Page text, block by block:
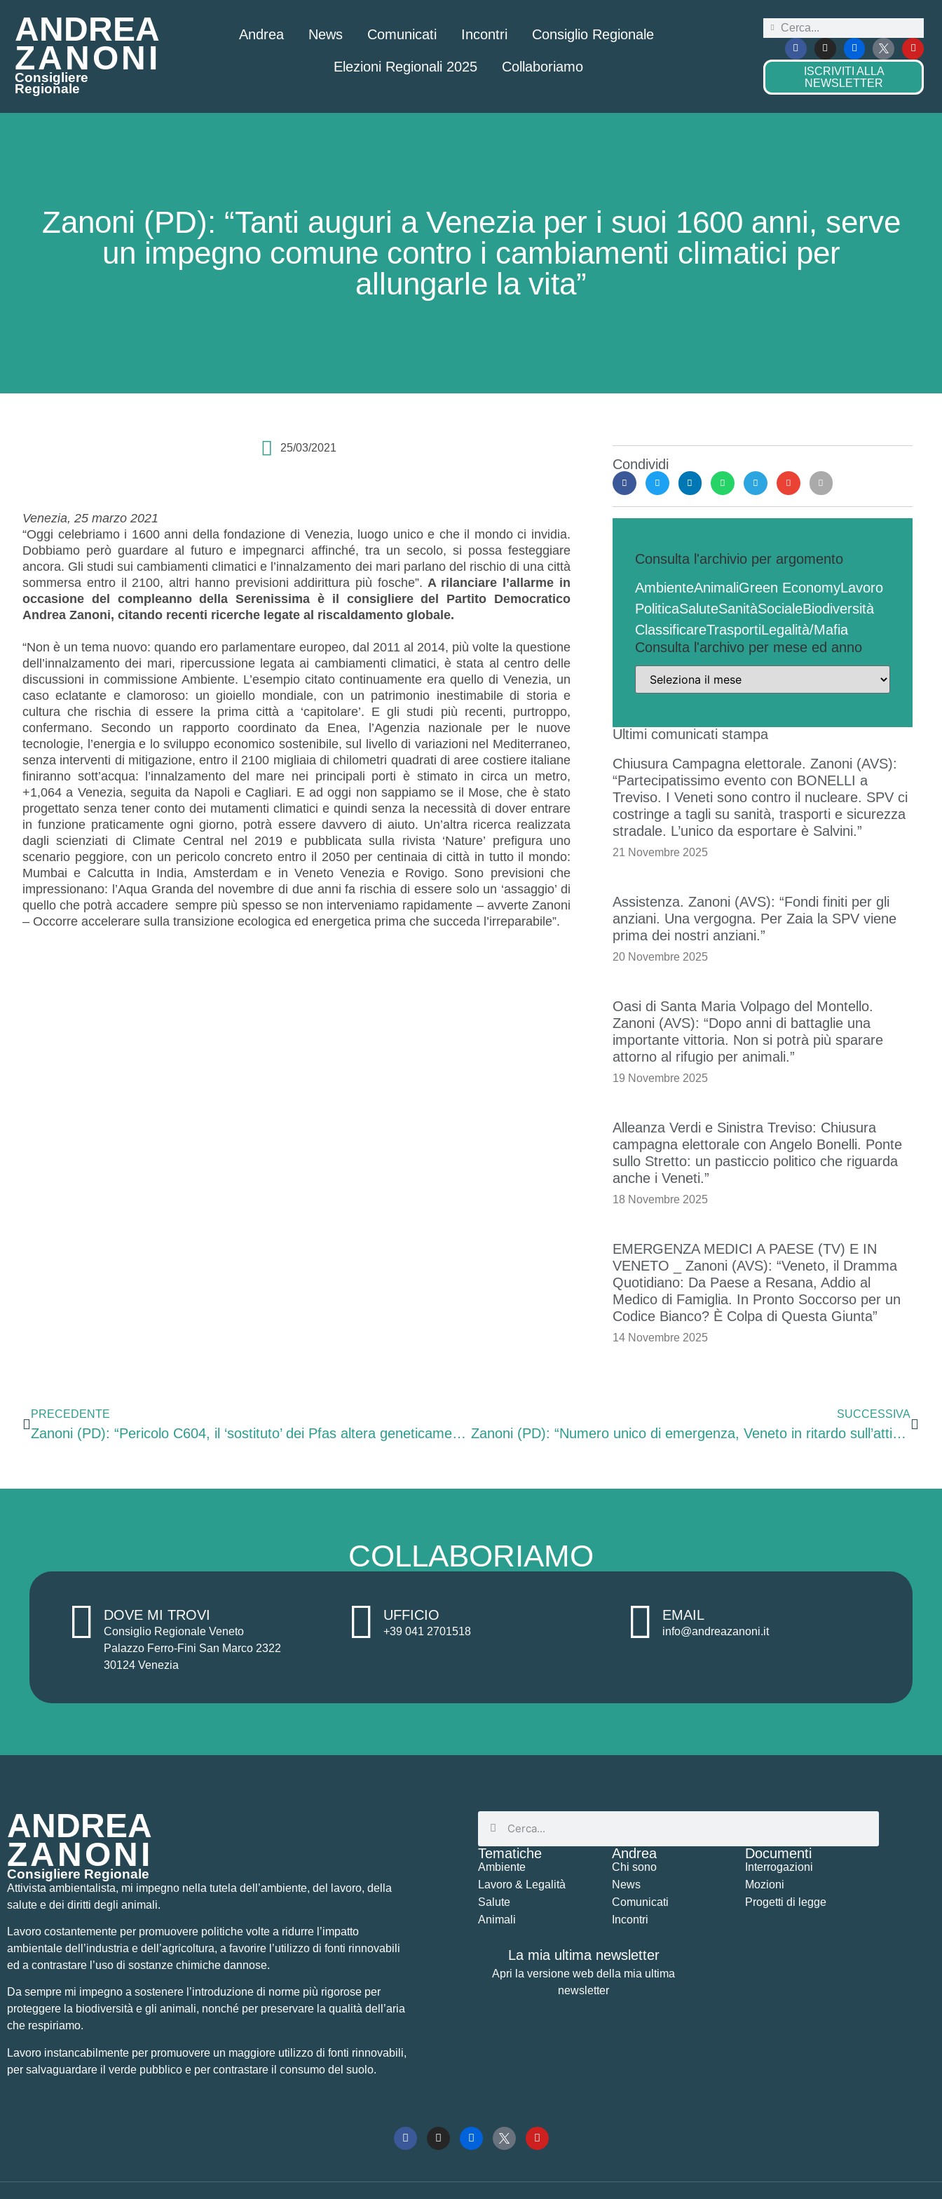
ANDREA
ZANONI
Consigliere
Regionale
Andrea News Comunicati Incontri Consiglio Regionale
Elezioni Regionali 2025 Collaboriamo
ISCRIVITI ALLA
NEWSLETTER
Zanoni (PD): “Tanti auguri a Venezia per i suoi 1600 anni, serve
un impegno comune contro i cambiamenti climatici per
allungarle la vita”
25/03/2021
Venezia, 25 marzo 2021
“Oggi celebriamo i 1600 anni della fondazione di Venezia, luogo unico e che il mondo ci invidia.
Dobbiamo però guardare al futuro e impegnarci affinché, tra un secolo, si possa festeggiare
ancora. Gli studi sui cambiamenti climatici e l’innalzamento dei mari parlano del rischio di una città
sommersa entro il 2100, altri hanno previsioni addirittura più fosche”. A rilanciare l’allarme in
occasione del compleanno della Serenissima è il consigliere del Partito Democratico
Andrea Zanoni, citando recenti ricerche legate al riscaldamento globale.
“Non è un tema nuovo: quando ero parlamentare europeo, dal 2011 al 2014, più volte la questione
dell’innalzamento dei mari, ripercussione legata ai cambiamenti climatici, è stata al centro delle
discussioni in commissione Ambiente. L’esempio citato continuamente era quello di Venezia, un
caso eclatante e clamoroso: un gioiello mondiale, con un patrimonio inestimabile di storia e
cultura che rischia di essere la prima città a ‘capitolare’. E gli studi più recenti, purtroppo,
confermano. Secondo un rapporto coordinato da Enea, l’Agenzia nazionale per le nuove
tecnologie, l’energia e lo sviluppo economico sostenibile, sul livello di variazioni nel Mediterraneo,
senza interventi di mitigazione, entro il 2100 migliaia di chilometri quadrati di aree costiere italiane
finiranno sott’acqua: l’innalzamento del mare nei principali porti è stimato in circa un metro,
+1,064 a Venezia, seguita da Napoli e Cagliari. E ad oggi non sappiamo se il Mose, che è stato
progettato senza tener conto dei mutamenti climatici e quindi senza la necessità di dover entrare
in funzione praticamente ogni giorno, potrà essere davvero di aiuto. Un’altra ricerca realizzata
dagli scienziati di Climate Central nel 2019 e pubblicata sulla rivista ‘Nature’ prefigura uno
scenario peggiore, con un pericolo concreto entro il 2050 per centinaia di città in tutto il mondo:
Mumbai e Calcutta in India, Amsterdam e in Veneto Venezia e Rovigo. Sono previsioni che
impressionano: l’Aqua Granda del novembre di due anni fa rischia di essere solo un ‘assaggio’ di
quello che potrà accadere sempre più spesso se non interveniamo rapidamente – avverte Zanoni
– Occorre accelerare sulla transizione ecologica ed energetica prima che succeda l’irreparabile”.
Condividi
Consulta l'archivio per argomento
AmbienteAnimaliGreen EconomyLavoro
PoliticaSaluteSanitàSocialeBiodiversità
ClassificareTrasportiLegalità/Mafia
Consulta l'archivo per mese ed anno
Ultimi comunicati stampa
Chiusura Campagna elettorale. Zanoni (AVS):
“Partecipatissimo evento con BONELLI a
Treviso. I Veneti sono contro il nucleare. SPV ci
costringe a tagli su sanità, trasporti e sicurezza
stradale. L’unico da esportare è Salvini.”
21 Novembre 2025
Assistenza. Zanoni (AVS): “Fondi finiti per gli
anziani. Una vergogna. Per Zaia la SPV viene
prima dei nostri anziani.”
20 Novembre 2025
Oasi di Santa Maria Volpago del Montello.
Zanoni (AVS): “Dopo anni di battaglie una
importante vittoria. Non si potrà più sparare
attorno al rifugio per animali.”
19 Novembre 2025
Alleanza Verdi e Sinistra Treviso: Chiusura
campagna elettorale con Angelo Bonelli. Ponte
sullo Stretto: un pasticcio politico che riguarda
anche i Veneti.”
18 Novembre 2025
EMERGENZA MEDICI A PAESE (TV) E IN
VENETO _ Zanoni (AVS): “Veneto, il Dramma
Quotidiano: Da Paese a Resana, Addio al
Medico di Famiglia. In Pronto Soccorso per un
Codice Bianco? È Colpa di Questa Giunta”
14 Novembre 2025
PRECEDENTE
Zanoni (PD): “Pericolo C604, il ‘sostituto’ dei Pfas altera geneticamente le vongole. La Regione intervenga con verifiche e monitoraggi”
SUCCESSIVA
Zanoni (PD): “Numero unico di emergenza, Veneto in ritardo sull’attivazione”
COLLABORIAMO
DOVE MI TROVI
Consiglio Regionale Veneto
Palazzo Ferro-Fini San Marco 2322
30124 Venezia
UFFICIO
+39 041 2701518
EMAIL
info@andreazanoni.it
ANDREA
ZANONI
Consigliere Regionale
Attivista ambientalista, mi impegno nella tutela dell’ambiente, del lavoro, della
salute e dei diritti degli animali.
Lavoro costantemente per promuovere politiche volte a ridurre l’impatto
ambientale dell’industria e dell’agricoltura, a favorire l’utilizzo di fonti rinnovabili
ed a contrastare l’uso di sostanze chimiche dannose.
Da sempre mi impegno a sostenere l’introduzione di norme più rigorose per
proteggere la biodiversità e gli animali, nonché per preservare la qualità dell’aria
che respiriamo.
Lavoro instancabilmente per promuovere un maggiore utilizzo di fonti rinnovabili,
per salvaguardare il verde pubblico e per contrastare il consumo del suolo.
Tematiche
Ambiente
Lavoro & Legalità
Salute
Animali
Andrea
Chi sono
News
Comunicati
Incontri
Documenti
Interrogazioni
Mozioni
Progetti di legge
La mia ultima newsletter
Apri la versione web della mia ultima
newsletter